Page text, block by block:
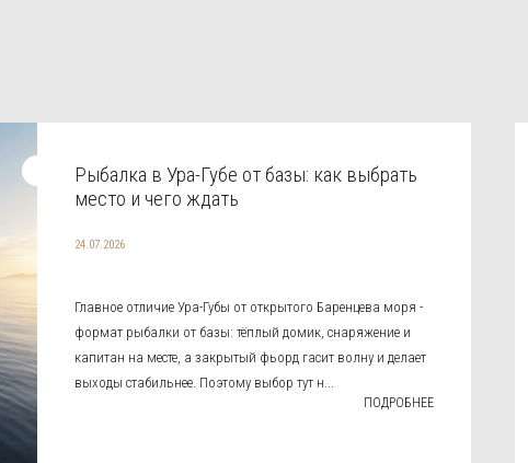
Рыбалка в Ура-Губе от базы: как выбрать
место и чего ждать
24.07.2026
Главное отличие Ура-Губы от открытого Баренцева моря -
формат рыбалки от базы: тёплый домик, снаряжение и
капитан на месте, а закрытый фьорд гасит волну и делает
выходы стабильнее. Поэтому выбор тут н...
ПОДРОБНЕЕ